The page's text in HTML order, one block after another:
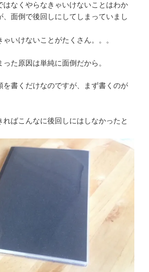
はなくやらなきゃいけないことはわか
、面倒で後回しにしてしまっていまし
いけないことがたくさん。。。
た原因は単純に面倒だから。
を書くだけなのですが、まず書くのが
ればこんなに後回しにはしなかったと